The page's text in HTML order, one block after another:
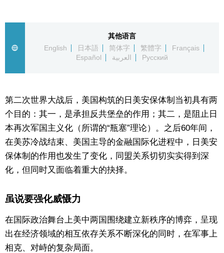
视觉日本
新闻
话题
日本信息库
日本一瞥
东京
编辑部通知
其他语言
English
日本語 简体字 繁體字
Français
Español
العربية Русский
第二次世界大战后，美国构筑的日美安保体制当初具有两
个目的：其一，是承担反共堡垒的作用；其二，是阻止日
本再次军国主义化（所谓的“瓶塞”理论）。之后60年间，
在美苏冷战结束、美国主导的金融国际化进程中，日美安
保体制的作用也发生了变化，同盟关系切切实实得到深
化，但同时又面临着重大的抉择。
虽说要强化威慑力
在国际政治舞台上美中两国围绕建立新秩序的博弈，呈现
出在经济领域的相互依存关系不断深化的同时，在军事上
相克、对峙的复杂局面。